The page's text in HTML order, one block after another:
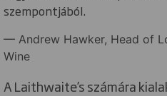
szempontjából.
— Andrew Hawker, Head of
Wine
A Laithwaite’s számára